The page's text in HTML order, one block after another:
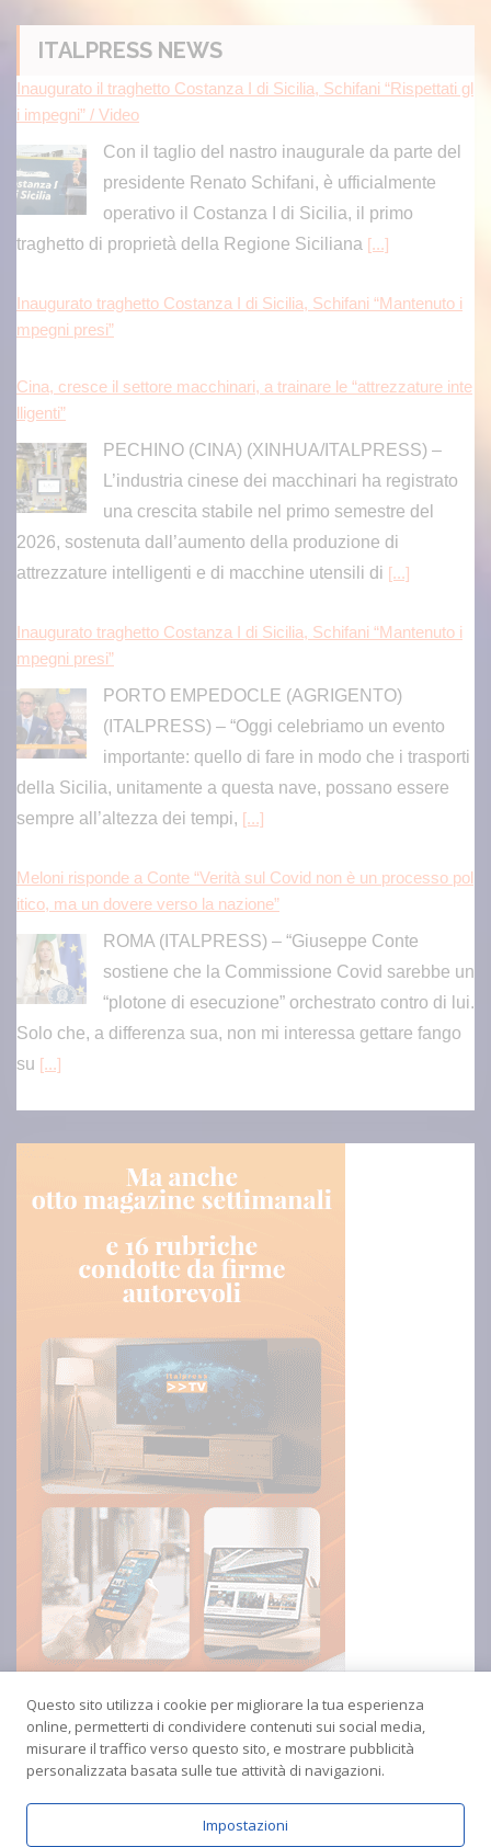
ITALPRESS NEWS
Inaugurato il traghetto Costanza I di Sicilia, Schifani “Rispettati gl
i impegni” / Video
Con il taglio del nastro inaugurale da parte del
presidente Renato Schifani, è ufficialmente
operativo il Costanza I di Sicilia, il primo
traghetto di proprietà della Regione Siciliana [...]
Inaugurato traghetto Costanza I di Sicilia, Schifani “Mantenuto i
mpegni presi”
Cina, cresce il settore macchinari, a trainare le “attrezzature inte
lligenti”
PECHINO (CINA) (XINHUA/ITALPRESS) –
L’industria cinese dei macchinari ha registrato
una crescita stabile nel primo semestre del
2026, sostenuta dall’aumento della produzione di
attrezzature intelligenti e di macchine utensili di [...]
Inaugurato traghetto Costanza I di Sicilia, Schifani “Mantenuto i
mpegni presi”
PORTO EMPEDOCLE (AGRIGENTO)
(ITALPRESS) – “Oggi celebriamo un evento
importante: quello di fare in modo che i trasporti
della Sicilia, unitamente a questa nave, possano essere
sempre all’altezza dei tempi, [...]
Meloni risponde a Conte “Verità sul Covid non è un processo pol
itico, ma un dovere verso la nazione”
ROMA (ITALPRESS) – “Giuseppe Conte
sostiene che la Commissione Covid sarebbe un
“plotone di esecuzione” orchestrato contro di lui.
Solo che, a differenza sua, non mi interessa gettare fango
su [...]
Questo sito utilizza i cookie per migliorare la tua esperienza
online, permetterti di condividere contenuti sui social media,
misurare il traffico verso questo sito, e mostrare pubblicità
personalizzata basata sulle tue attività di navigazioni.
Impostazioni